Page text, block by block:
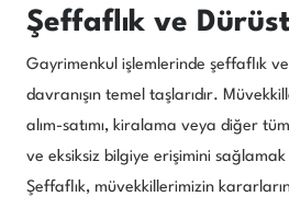
Şeffaflık ve
Gayrimenkul işlemlerinde şeffaflık
davranışın temel taşlarıdır.
alım-satımı, kiralama veya diğer
ve eksiksiz bilgiye erişimini
Şeffaflık, müvekkillerimizin